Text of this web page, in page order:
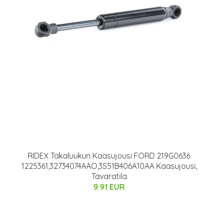
RIDEX Takaluukun Kaasujousi FORD 219G0636
1225361,32734074AAO,3S51B406A10AA Kaasujousi,
Tavaratila
9.91 EUR